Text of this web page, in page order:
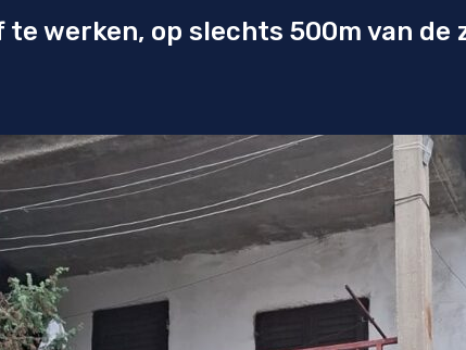
te werken, op slechts 500m van de